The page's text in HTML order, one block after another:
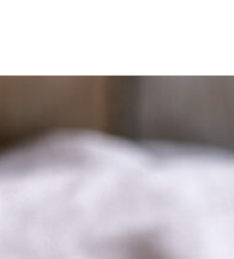
BULGUR,